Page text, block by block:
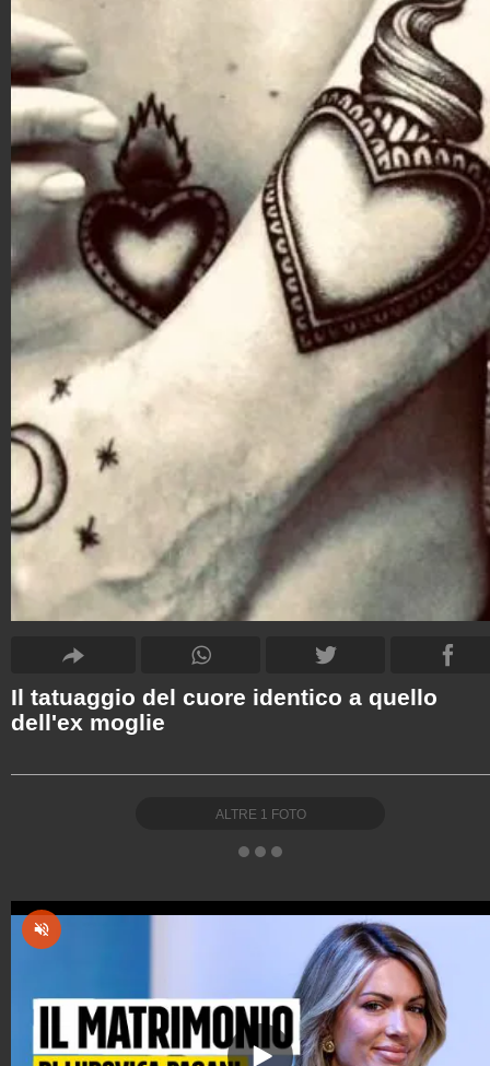
Il tatuaggio del cuore identico a quello
dell'ex moglie
ALTRE 1 FOTO